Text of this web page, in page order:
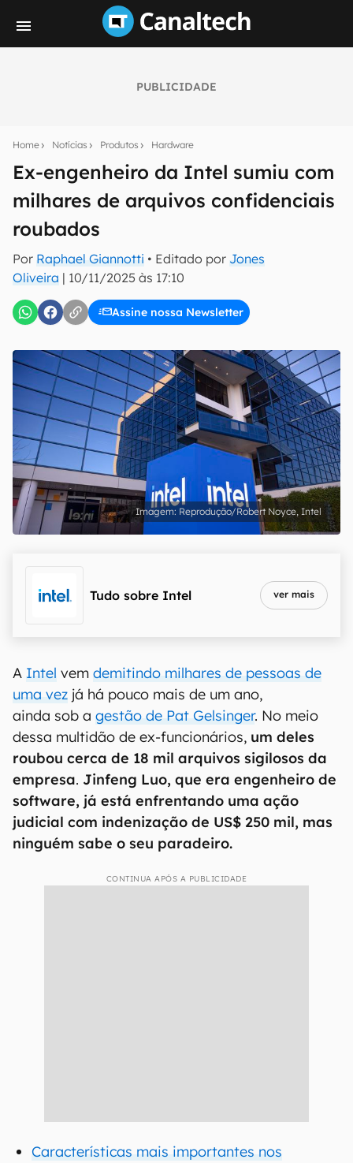
PUBLICIDADE
Home Notícias Produtos Hardware
Ex-engenheiro da Intel sumiu com
milhares de arquivos confidenciais
roubados
Por Raphael Giannotti • Editado por Jones
Oliveira | 10/11/2025 às 17:10
Assine nossa Newsletter
notícias e reviews sobre tecnologia em primeira
E-mail
inscreva-se
Confirmo que li, aceito e concordo com os Termos de
Uso e Política de Privacidade do Canaltech.
Reprodução/Robert Noyce, Intel
Tudo sobre Intel ver mais
A Intel vem demitindo milhares de pessoas de
uma vez já há pouco mais de um ano,
ainda sob a gestão de Pat Gelsinger. No meio
dessa multidão de ex-funcionários, um deles
roubou cerca de 18 mil arquivos sigilosos da
empresa. Jinfeng Luo, que era engenheiro de
software, já está enfrentando uma ação
judicial com indenização de US$ 250 mil, mas
ninguém sabe o seu paradeiro.
CONTINUA APÓS A PUBLICIDADE
Características mais importantes nos